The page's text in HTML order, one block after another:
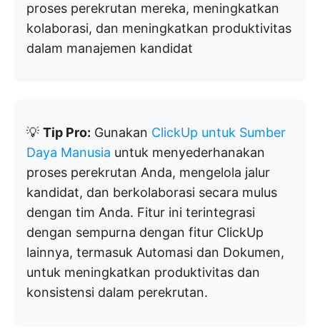
proses perekrutan mereka, meningkatkan
kolaborasi, dan meningkatkan produktivitas
dalam manajemen kandidat
💡 Tip Pro: Gunakan ClickUp untuk Sumber
Daya Manusia untuk menyederhanakan
proses perekrutan Anda, mengelola jalur
kandidat, dan berkolaborasi secara mulus
dengan tim Anda. Fitur ini terintegrasi
dengan sempurna dengan fitur ClickUp
lainnya, termasuk Automasi dan Dokumen,
untuk meningkatkan produktivitas dan
konsistensi dalam perekrutan.